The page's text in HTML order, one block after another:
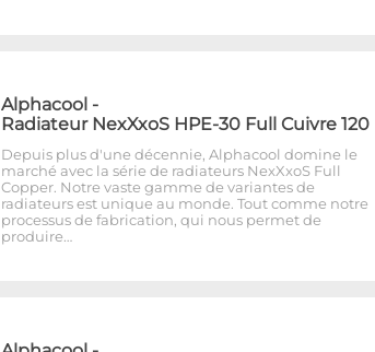
Alphacool -
Radiateur NexXxoS HPE-30 Full Cuivre 120
Depuis plus d'une décennie, Alphacool domine le
marché avec la série de radiateurs NexXxoS Full
Copper. Notre vaste gamme de variantes de
radiateurs est unique au monde. Tout comme notre
processus de fabrication, qui nous permet de
produire…